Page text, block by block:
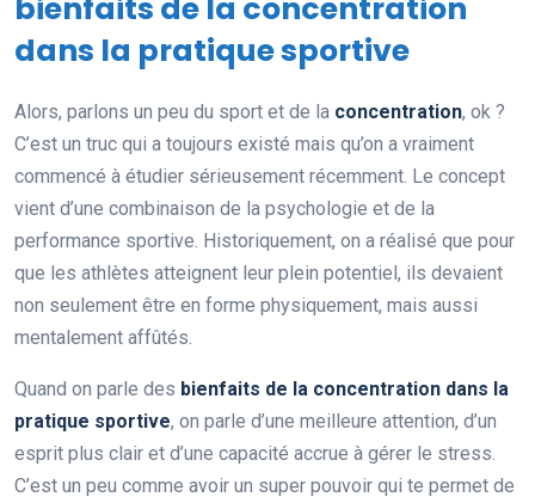
bienfaits de la concentration
dans la pratique sportive
Alors, parlons un peu du sport et de la concentration, ok ?
C’est un truc qui a toujours existé mais qu’on a vraiment
commencé à étudier sérieusement récemment. Le concept
vient d’une combinaison de la psychologie et de la
performance sportive. Historiquement, on a réalisé que pour
que les athlètes atteignent leur plein potentiel, ils devaient
non seulement être en forme physiquement, mais aussi
mentalement affûtés.
Quand on parle des bienfaits de la concentration dans la
pratique sportive, on parle d’une meilleure attention, d’un
esprit plus clair et d’une capacité accrue à gérer le stress.
C’est un peu comme avoir un super pouvoir qui te permet de